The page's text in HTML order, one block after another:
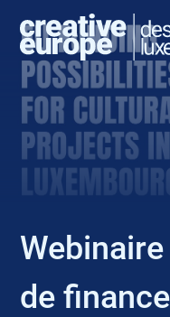
EVENT
de